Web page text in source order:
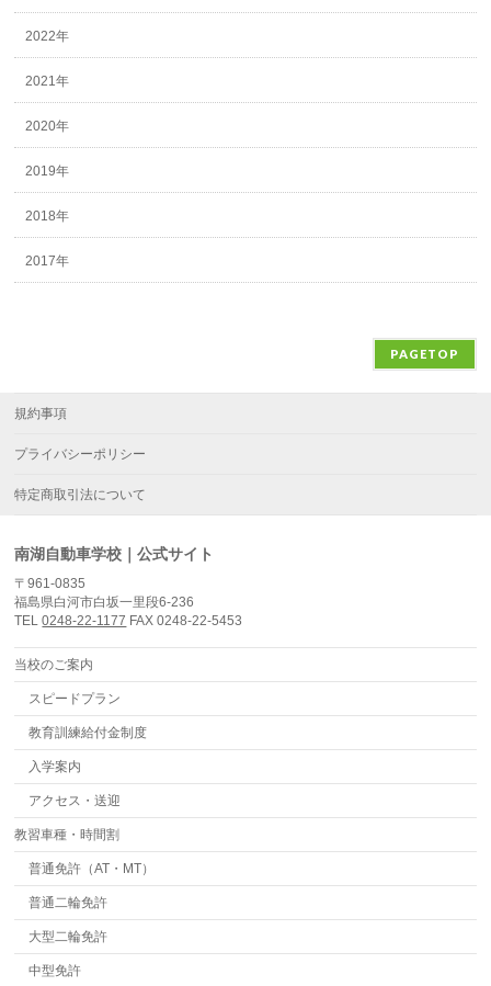
2022年
2021年
2020年
2019年
2018年
2017年
PAGETOP
規約事項
プライバシーポリシー
特定商取引法について
南湖自動車学校｜公式サイト
〒961-0835
福島県白河市白坂一里段6-236
TEL0248-22-1177 FAX 0248-22-5453
当校のご案内
スピードプラン
教育訓練給付金制度
入学案内
アクセス・送迎
教習車種・時間割
普通免許（AT・MT）
普通二輪免許
大型二輪免許
中型免許